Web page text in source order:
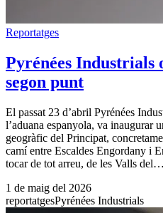
Reportatges
Pyrénées
segon punt
El passat 23 d’abril Pyrénées
l’aduana espanyola, va inaugurar
geogràfic del Principat,
camí entre Escaldes Engordany i
tocar de tot arreu, de les Valls del…
1 de maig del 2026
reportatgesPyrénées Industrials